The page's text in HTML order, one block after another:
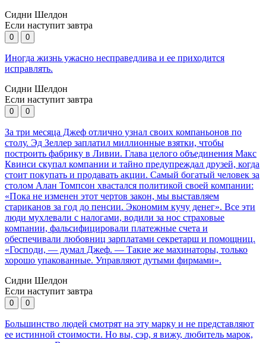
Сидни Шелдон
Если наступит завтра
0 0
Иногда жизнь ужасно несправедлива и ее приходится
исправлять.
Сидни Шелдон
Если наступит завтра
0 0
За три месяца Джеф отлично узнал своих компаньонов по
столу. Эд Зеллер заплатил миллионные взятки, чтобы
построить фабрику в Ливии. Глава целого объединения Макс
Квинси скупал компании и тайно предупреждал друзей, когда
стоит покупать и продавать акции. Самый богатый человек за
столом Алан Томпсон хвастался политикой своей компании:
«Пока не изменен этот чертов закон, мы выставляем
стариканов за год до пенсии. Экономим кучу денег». Все эти
люди мухлевали с налогами, водили за нос страховые
компании, фальсифицировали платежные счета и
обеспечивали любовниц зарплатами секретарш и помощниц.
«Господи, — думал Джеф. — Такие же махинаторы, только
хорошо упакованные. Управляют дутыми фирмами».
Сидни Шелдон
Если наступит завтра
0 0
Большинство людей смотрят на эту марку и не представляют
ее истинной стоимости. Но вы, сэр, я вижу, любитель марок,